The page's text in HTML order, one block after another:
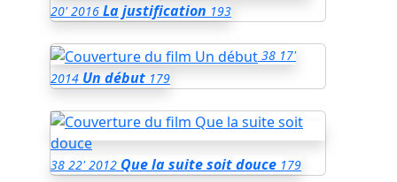
20' 2016 La justification 193
38 17'
2014 Un début 179
38 22' 2012 Que la suite soit douce 179